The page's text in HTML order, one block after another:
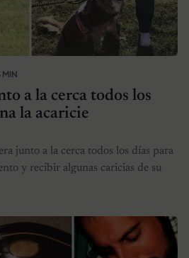
MIN
a la cerca todos los
la acaricie
junto a la cerca todos los días para
y recibir algunas caricias de su